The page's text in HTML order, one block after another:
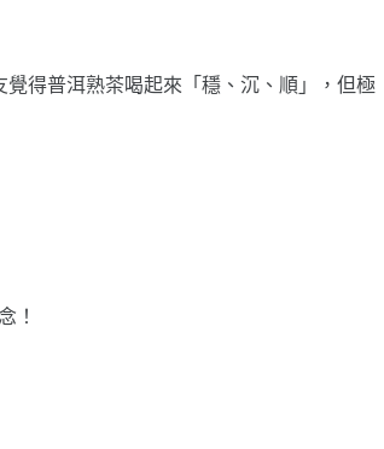
得普洱熟茶喝起來「穩、沉、順」，但極
！